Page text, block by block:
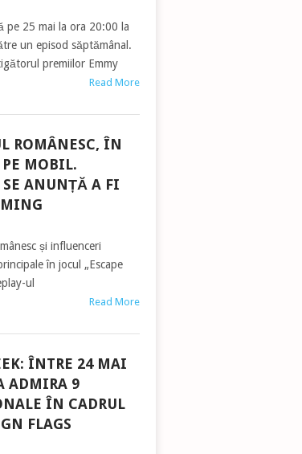
pe 25 mai la ora 20:00 la
un episod săptămânal.
premiilor Emmy
Read More
ROMÂNESC, ÎN
MOBIL.
SE ANUNȚĂ A FI
și influenceri
în jocul „Escape
ul
Read More
ÎNTRE 24 MAI
ADMIRA 9
ÎN CADRUL
FLAGS